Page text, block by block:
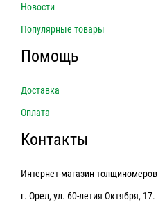
Новости
Популярные товары
Помощь
Доставка
Оплата
Контакты
Интернет-магазин толщиномеров
г. Орел, ул. 60-летия Октября, 17.